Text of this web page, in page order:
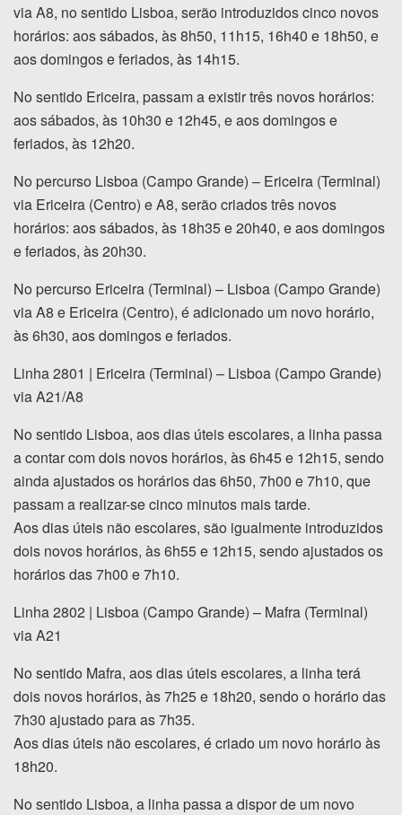
via A8, no sentido Lisboa, serão introduzidos cinco novos
horários: aos sábados, às 8h50, 11h15, 16h40 e 18h50, e
aos domingos e feriados, às 14h15.
No sentido Ericeira, passam a existir três novos horários:
aos sábados, às 10h30 e 12h45, e aos domingos e
feriados, às 12h20.
No percurso Lisboa (Campo Grande) – Ericeira (Terminal)
via Ericeira (Centro) e A8, serão criados três novos
horários: aos sábados, às 18h35 e 20h40, e aos domingos
e feriados, às 20h30.
No percurso Ericeira (Terminal) – Lisboa (Campo Grande)
via A8 e Ericeira (Centro), é adicionado um novo horário,
às 6h30, aos domingos e feriados.
Linha 2801 | Ericeira (Terminal) – Lisboa (Campo Grande)
via A21/A8
No sentido Lisboa, aos dias úteis escolares, a linha passa
a contar com dois novos horários, às 6h45 e 12h15, sendo
ainda ajustados os horários das 6h50, 7h00 e 7h10, que
passam a realizar-se cinco minutos mais tarde.
Aos dias úteis não escolares, são igualmente introduzidos
dois novos horários, às 6h55 e 12h15, sendo ajustados os
horários das 7h00 e 7h10.
Linha 2802 | Lisboa (Campo Grande) – Mafra (Terminal)
via A21
No sentido Mafra, aos dias úteis escolares, a linha terá
dois novos horários, às 7h25 e 18h20, sendo o horário das
7h30 ajustado para as 7h35.
Aos dias úteis não escolares, é criado um novo horário às
18h20.
No sentido Lisboa, a linha passa a dispor de um novo